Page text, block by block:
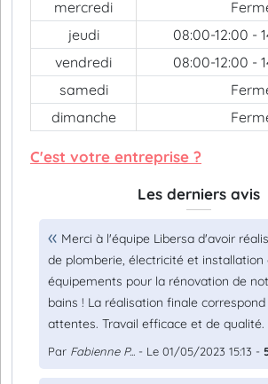
mercredi
jeudi
08:00-12:00 -
vendredi
08:00-12:00 -
samedi
dimanche
C'est votre entreprise ?
Les derniers avis
Merci à l'équipe Libersa d'avoir
de plomberie, électricité et
équipements pour la rénovation de
bains ! La réalisation finale correspond
attentes. Travail efficace et de qualité.
Par Fabienne P... - Le 01/05/2023 15:13 -